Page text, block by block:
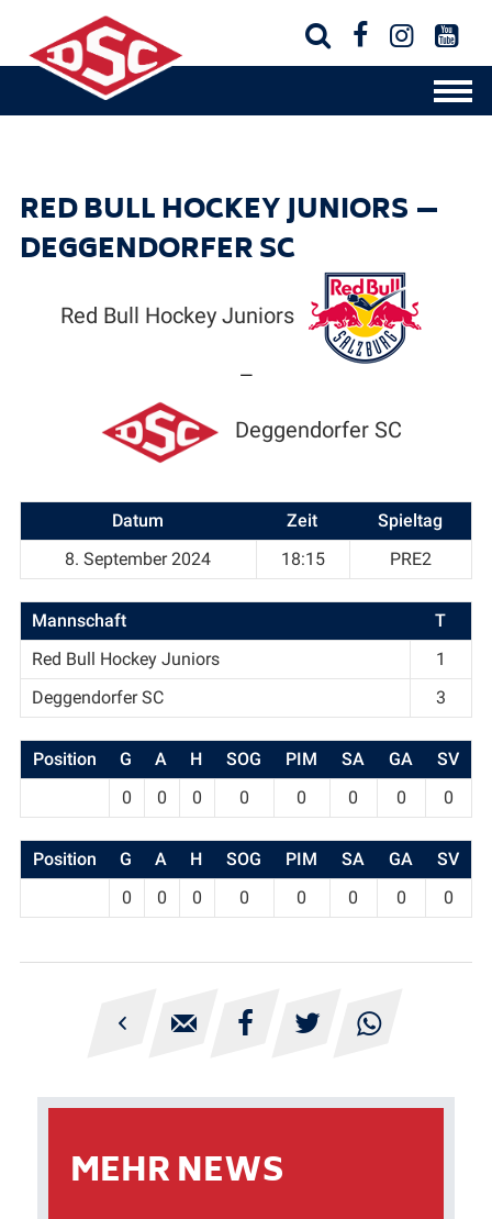
   
RED BULL HOCKEY JUNIORS —
DEGGENDORFER SC
Red Bull Hockey Juniors
—
Deggendorfer SC
Datum Zeit
Spieltag
8. September 2024
18:15 PRE2
Mannschaft
T
Red Bull Hockey Juniors
1
Deggendorfer SC
3
Position G A H SOG PIM SA GA
SV
0
0 0 0 0 0 0 0
Position G A H SOG PIM SA GA
SV
0
0 0 0 0 0 0 0
    
MEHR NEWS